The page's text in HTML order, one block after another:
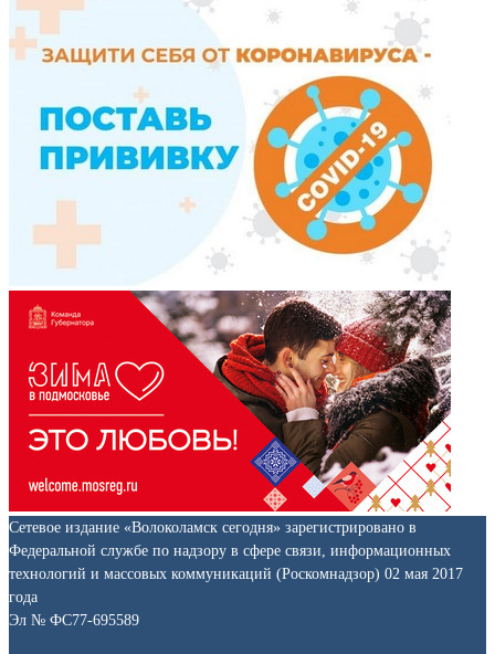
Сетевое издание «Волоколамск сегодня» зарегистрировано в
Федеральной службе по надзору в сфере связи, информационных
технологий и массовых коммуникаций (Роскомнадзор) 02 мая 2017
года
Эл № ФС77-695589